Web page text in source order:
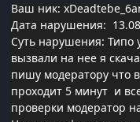
Ваш ник:
Дата нарушения:
Суть нарушения: Типо
вызвали на нее я
пишу модератору что
проходит 5 минут и
проверки модератор